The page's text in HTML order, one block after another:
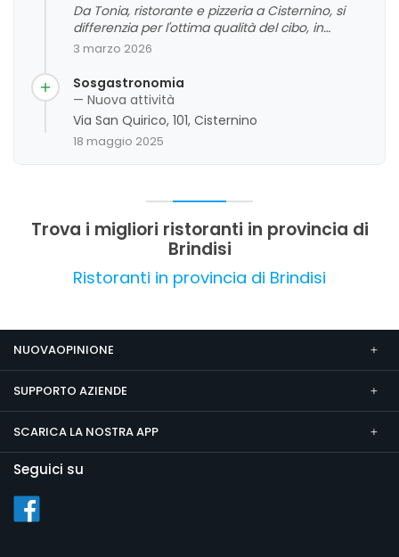
Da Tonia, ristorante e pizzeria a Cisternino, si
differenzia per l'ottima qualità del cibo, in
particolare le pizze e le specialità della tradizione
caratteristico. La clientela apprezza il rapporto
qualità-prezzo, il servizio cortese e l'atmosfera
familiare, anche se alcuni commenti
evidenziano tempi di attesa e alcune criticità nel
servizio. Nel complesso, si tratta di un locale che
gestione di alcune situazioni di servizio.
3 marzo 2026
Sosgastronomia
— Nuova attività
Via San Quirico, 101, Cisternino
18 maggio 2025
Trova i migliori ristoranti in provincia di
Brindisi
Ristoranti in provincia di Brindisi
NUOVAOPINIONE
SUPPORTO AZIENDE
SCARICA LA NOSTRA APP
Seguici su